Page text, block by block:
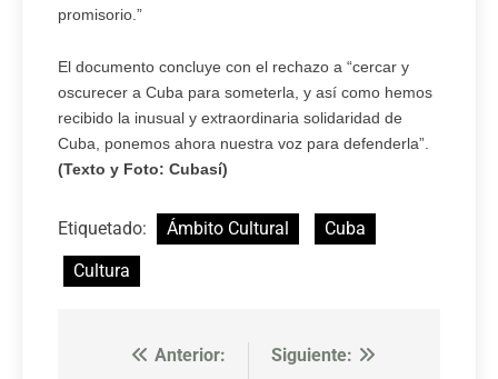
promisorio.”
El documento concluye con el rechazo a “cercar y
oscurecer a Cuba para someterla, y así como hemos
recibido la inusual y extraordinaria solidaridad de
Cuba, ponemos ahora nuestra voz para defenderla”.
(Texto y Foto: Cubasí)
Etiquetado: Ámbito Cultural
Cuba
Cultura
Navegación
Anterior:
Siguiente: